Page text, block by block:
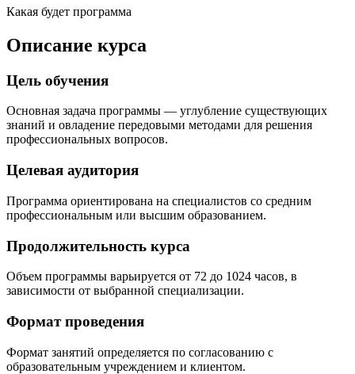
Какая будет программа
Описание курса
Цель обучения
Основная задача программы — углубление существующих
знаний и овладение передовыми методами для решения
профессиональных вопросов.
Целевая аудитория
Программа ориентирована на специалистов со средним
профессиональным или высшим образованием.
Продолжительность курса
Объем программы варьируется от 72 до 1024 часов, в
зависимости от выбранной специализации.
Формат проведения
Формат занятий определяется по согласованию с
образовательным учреждением и клиентом.